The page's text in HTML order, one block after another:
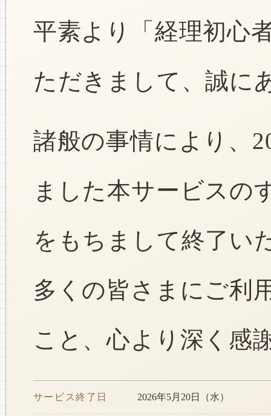
平素より「経理初心
ただきまして、誠に
諸般の事情により、
ました本サービスの
をもちまして終了い
多くの皆さまにご利
こと、心より深く感
サービス終了日 2026年5月20日（水）